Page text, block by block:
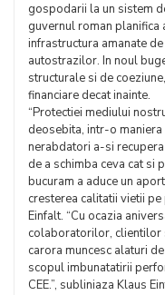
gospodarii la un sistem
guvernul roman planifica
infrastructura amanate
autostrazilor. In noul
structurale si de
financiare decat inainte.
“Protectiei mediului
deosebita, intr-o
nerabdatori a-si
de a schimba ceva cat si
bucuram a aduce un
cresterea calitatii vietii pe
Einfalt. “Cu ocazia
colaboratorilor, clientilor
carora muncesc alaturi
scopul imbunatatirii
CEE.”, subliniaza Klaus